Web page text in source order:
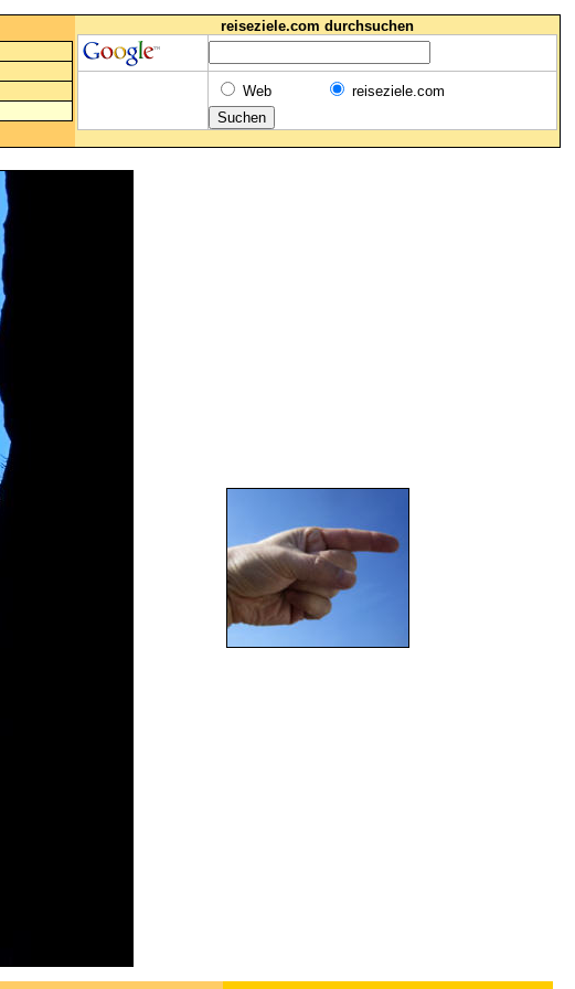
reiseziele.com durchsuchen
Web reiseziele.com